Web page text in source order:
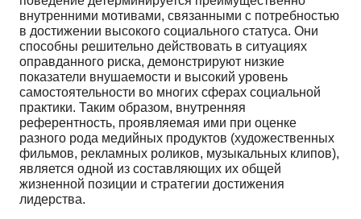
внутренними мотивами, связанными с потребностью
в достижении высокого социального статуса. Они
способны решительно действо­вать в ситуациях
оправданного риска, демонстрируют низкие
показатели внушаемости и высокий уровень
самостоятельности во многих сферах социальной
практики. Таким образом, внутренняя
референтность, проявляемая ими при оценке
разного рода медийных продуктов (художественных
фильмов, рекламных роликов, музыкальных клипов),
является одной из составляющих их общей
жизненной позиции и стратегии достижения
лидерства.